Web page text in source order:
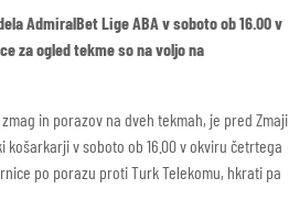
AdmiralBet Lige ABA v soboto ob 16.00 v
za ogled tekme so na voljo na
in porazov na dveh tekmah, je pred Zmaji
v soboto ob 16.00 v okviru četrtega
po porazu proti Turk Telekomu, hkrati pa